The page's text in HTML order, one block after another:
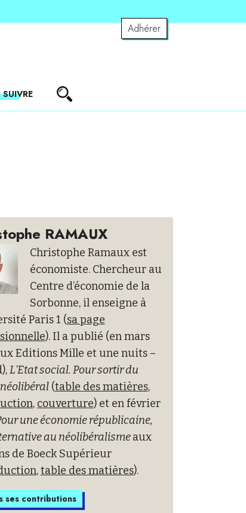
Adhérer
RAMAUX
Christophe Ramaux est
économiste. Chercheur au
Centre d’économie de la
Sorbonne, il enseigne à
Paris 1 (sa page
). Il a publié (en mars
Editions Mille et une nuits –
L’Etat social. Pour sortir du
(table des matières,
, couverture) et en février
une économie républicaine,
au néolibéralismeaux
de Boeck Supérieur
,table des matières).
ses contributions